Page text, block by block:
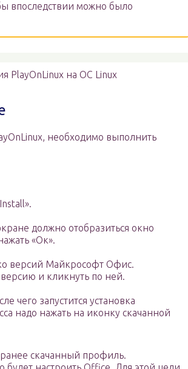
впоследствии можно было
PlayOnLinux на OC Linux
необходимо выполнить
должно отобразиться окно
«Ок».
версий Майкрософт Офис.
и кликнуть по ней.
чего запустится установка
надо нажать на иконку скачанной
ранее скачанный профиль.